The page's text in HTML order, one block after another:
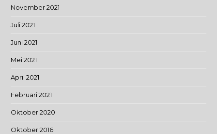
November 2021
Juli 2021
Juni 2021
Mei 2021
April 2021
Februari 2021
Oktober 2020
Oktober 2016